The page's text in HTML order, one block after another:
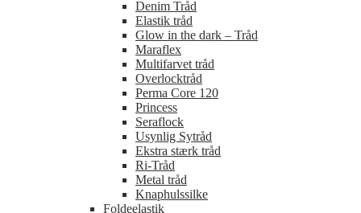
Denim Tråd
Elastik tråd
Glow in the dark – Tråd
Maraflex
Multifarvet tråd
Overlocktråd
Perma Core 120
Princess
Seraflock
Usynlig Sytråd
Ekstra stærk tråd
Ri-Tråd
Metal tråd
Knaphulssilke
Foldeelastik